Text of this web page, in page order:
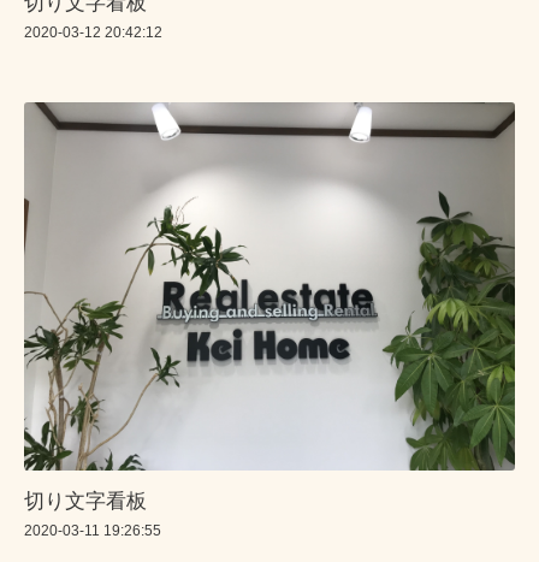
2020-03-12 20:42:12
切り文字看板
2020-03-11 19:26:55